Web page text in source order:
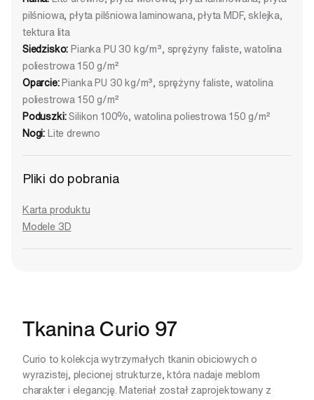
pilśniowa, płyta pilśniowa laminowana, płyta MDF, sklejka,
tektura lita
Siedzisko: Pianka PU 30 kg/m³, sprężyny faliste, watolina
poliestrowa 150 g/m²
Oparcie: Pianka PU 30 kg/m³, sprężyny faliste, watolina
poliestrowa 150 g/m²
Poduszki:Silikon 100%, watolina poliestrowa 150 g/m²
Nogi: Lite drewno
Pliki do pobrania
Karta produktu
Modele 3D
Tkanina Curio 97
Curio to kolekcja wytrzymałych tkanin obiciowych o
wyrazistej, plecionej strukturze, która nadaje meblom
charakter i elegancję. Materiał został zaprojektowany z